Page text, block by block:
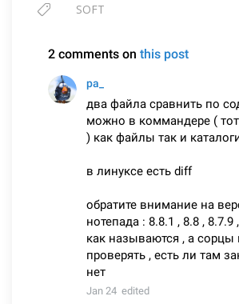
SOFT